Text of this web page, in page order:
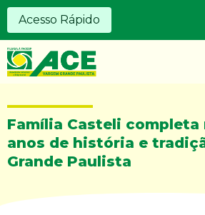
Acesso Rápido
Família Casteli completa
anos de história e
Grande Paulista